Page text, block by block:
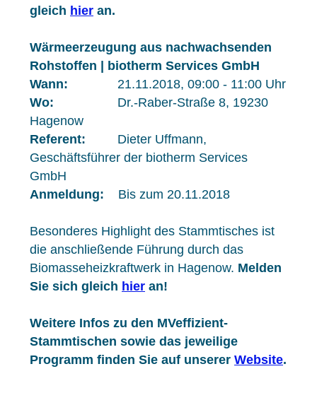
gleich hier an.
Wärmeerzeugung aus nachwachsenden
Rohstoffen | biotherm Services GmbH
Wann: 21.11.2018, 09:00 - 11:00 Uhr
Wo: Dr.-Raber-Straße 8, 19230
Hagenow
Referent: Dieter Uffmann,
Geschäftsführer der biotherm Services
GmbH
Anmeldung: Bis zum 20.11.2018
Besonderes Highlight des Stammtisches ist
die anschließende Führung durch das
Biomasseheizkraftwerk in Hagenow. Melden
Sie sich gleich hier an!
Weitere Infos zu den MVeffizient-
Stammtischen sowie das jeweilige
Programm finden Sie auf unserer Website.